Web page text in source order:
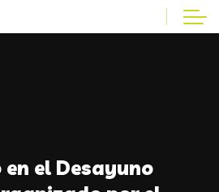
el Desayuno